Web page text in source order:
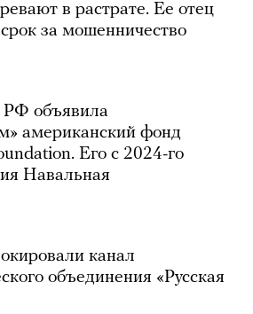
в растрате. Ее отец
за мошенничество
РФ объявила
американский фонд
Его с 2024-го
Навальная
канал
объединения «Русская